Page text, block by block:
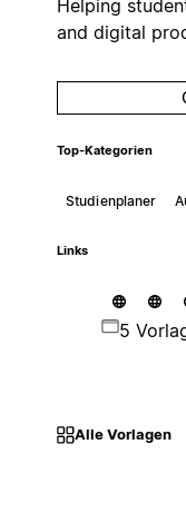
Helping
and digital
Top-Kategorien
Studienplaner
Links
5
Alle Vorlagen